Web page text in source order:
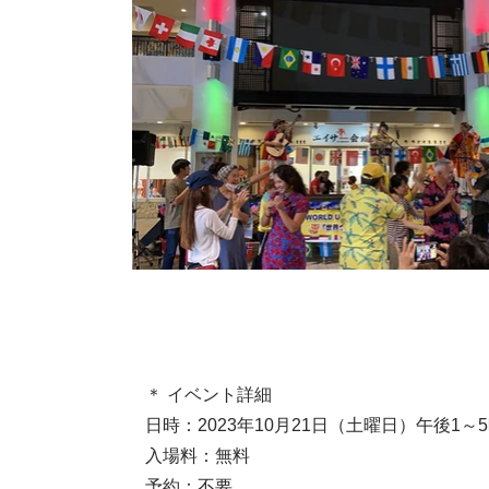
＊ イベント詳細
日時：2023年10月21日（土曜日）午後1～
入場料：無料